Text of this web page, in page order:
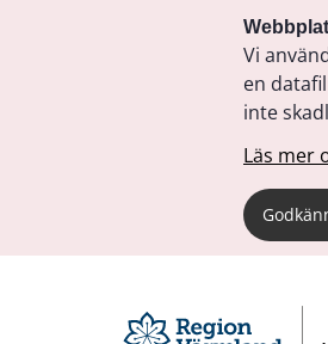
Vi
en
inte
Läs mer